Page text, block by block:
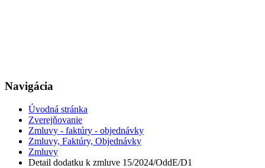
Navigácia
Úvodná stránka
Zverejňovanie
Zmluvy - faktúry - objednávky
Zmluvy, Faktúry, Objednávky
Zmluvy
Detail dodatku k zmluve 15/2024/OddE/D1